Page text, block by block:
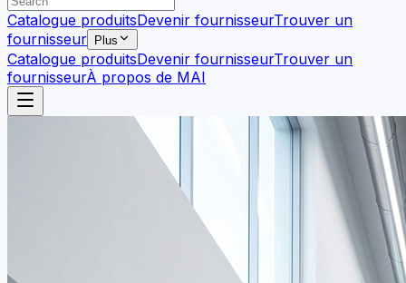
Catalogue produitsDevenir fournisseurTrouver un
fournisseur
Plus
Catalogue produitsDevenir fournisseurTrouver un
fournisseurÀ propos de MAI